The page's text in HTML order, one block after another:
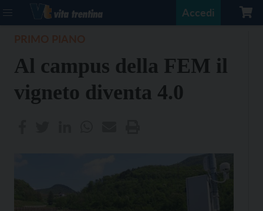
Accedi
Al campus della FEM il
vigneto diventa 4.0